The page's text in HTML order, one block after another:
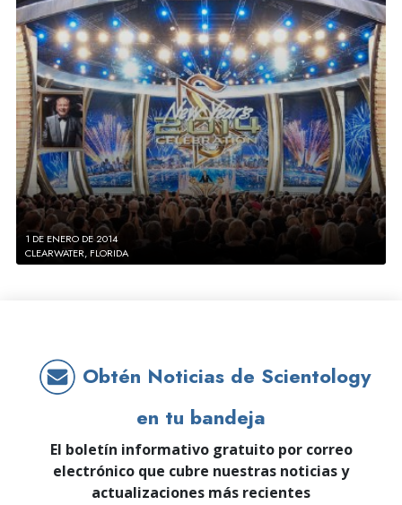
1 DE ENERO DE 2014
CLEARWATER, FLORIDA
Obtén Noticias de Scientology
en tu bandeja
El boletín informativo gratuito por correo
electrónico que cubre nuestras noticias y
actualizaciones más recientes